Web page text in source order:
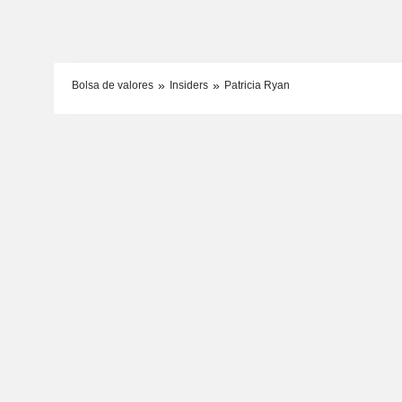
Bolsa de valores Insiders Patricia Ryan